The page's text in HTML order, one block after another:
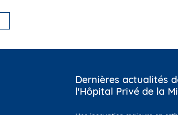
Dernières actualités
l'Hôpital Privé de la